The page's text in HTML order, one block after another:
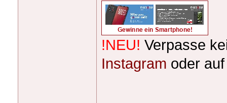
!NEU! Verpasse
Instagram oder